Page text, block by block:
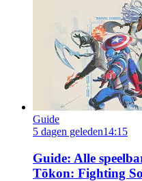
Guide
5 dagen geleden14:15
Guide: Alle
Tōkon: Fighting